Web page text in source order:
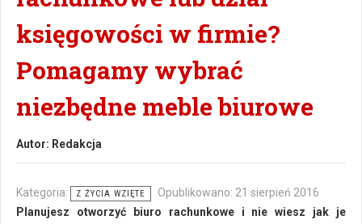
księgowości w firmie?
Pomagamy wybrać
niezbędne meble biurowe
Autor: Redakcja
Kategoria: Z ŻYCIA WZIĘTE
Opublikowano: 21 sierpień 2016
Planujesz otworzyć biuro rachunkowe i nie wiesz jak je